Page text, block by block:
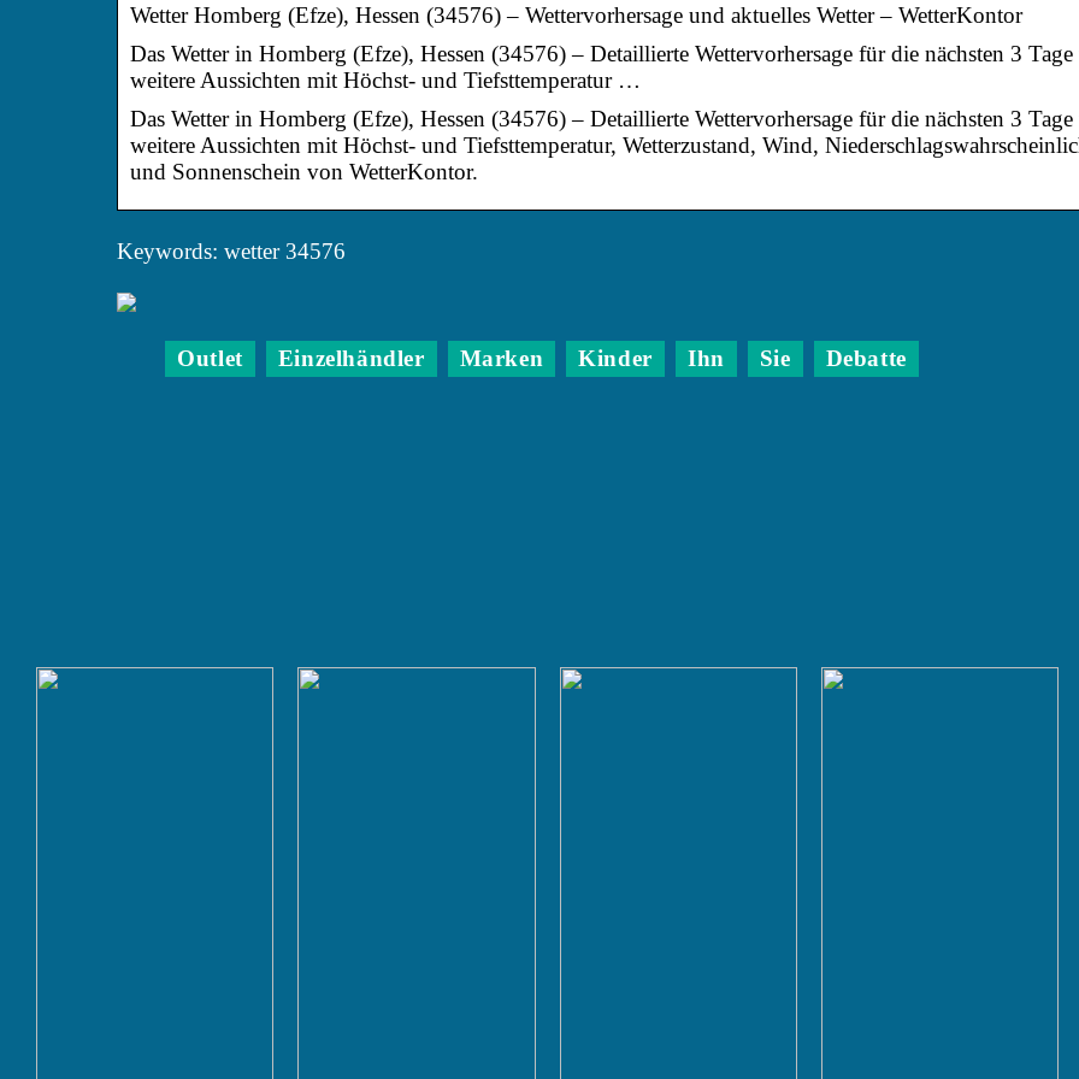
Wetter Homberg (Efze), Hessen (34576) – Wettervorhersage und aktuelles Wetter – WetterKontor
Das Wetter in Homberg (Efze), Hessen (34576) – Detaillierte Wettervorhersage für die nächsten 3 Tage
weitere Aussichten mit Höchst- und Tiefsttemperatur …
Das Wetter in Homberg (Efze), Hessen (34576) – Detaillierte Wettervorhersage für die nächsten 3 Tage
weitere Aussichten mit Höchst- und Tiefsttemperatur, Wetterzustand, Wind,
und Sonnenschein von WetterKontor.
Keywords: wetter 34576
Outlet Einzelhändler Marken Kinder Ihn Sie Debatte